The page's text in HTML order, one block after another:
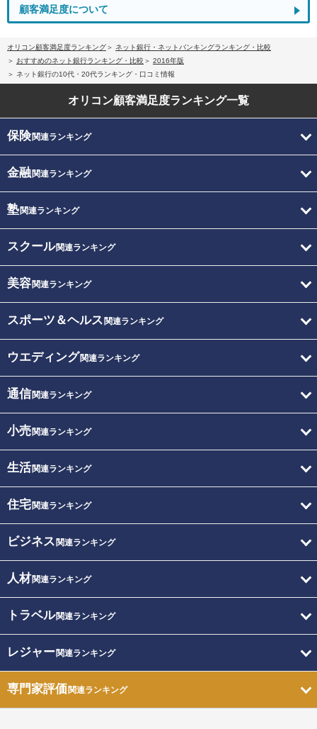
顧客満足度について
オリコン顧客満足度ランキング
ネット銀行・ネットバンキングランキング・比較
おすすめのネット銀行ランキング・比較
2016年版
ネット銀行の10代・20代ランキング・口コミ情報
オリコン顧客満足度ランキング一覧
保険関連ランキング
金融関連ランキング
塾関連ランキング
スクール関連ランキング
美容関連ランキング
スポーツ＆ヘルス 関連ランキング
ウエディング関連ランキング
通信関連ランキング
小売関連ランキング
生活関連ランキング
住宅関連ランキング
ビジネス 関連ランキング
人材関連ランキング
トラベル関連ランキング
レジャー関連ランキング
専門家評価関連ランキング